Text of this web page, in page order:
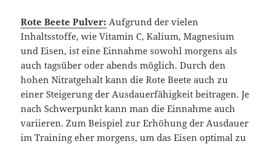
Rote Beete Pulver: Aufgrund der vielen
Inhaltsstoffe, wie Vitamin C, Kalium, Magnesium
und Eisen, ist eine Einnahme sowohl morgens als
auch tagsüber oder abends möglich. Durch den
hohen Nitratgehalt kann die Rote Beete auch zu
einer Steigerung der Ausdauerfähigkeit beitragen. Je
nach Schwerpunkt kann man die Einnahme auch
variieren. Zum Beispiel zur Erhöhung der Ausdauer
im Training eher morgens, um das Eisen optimal zu